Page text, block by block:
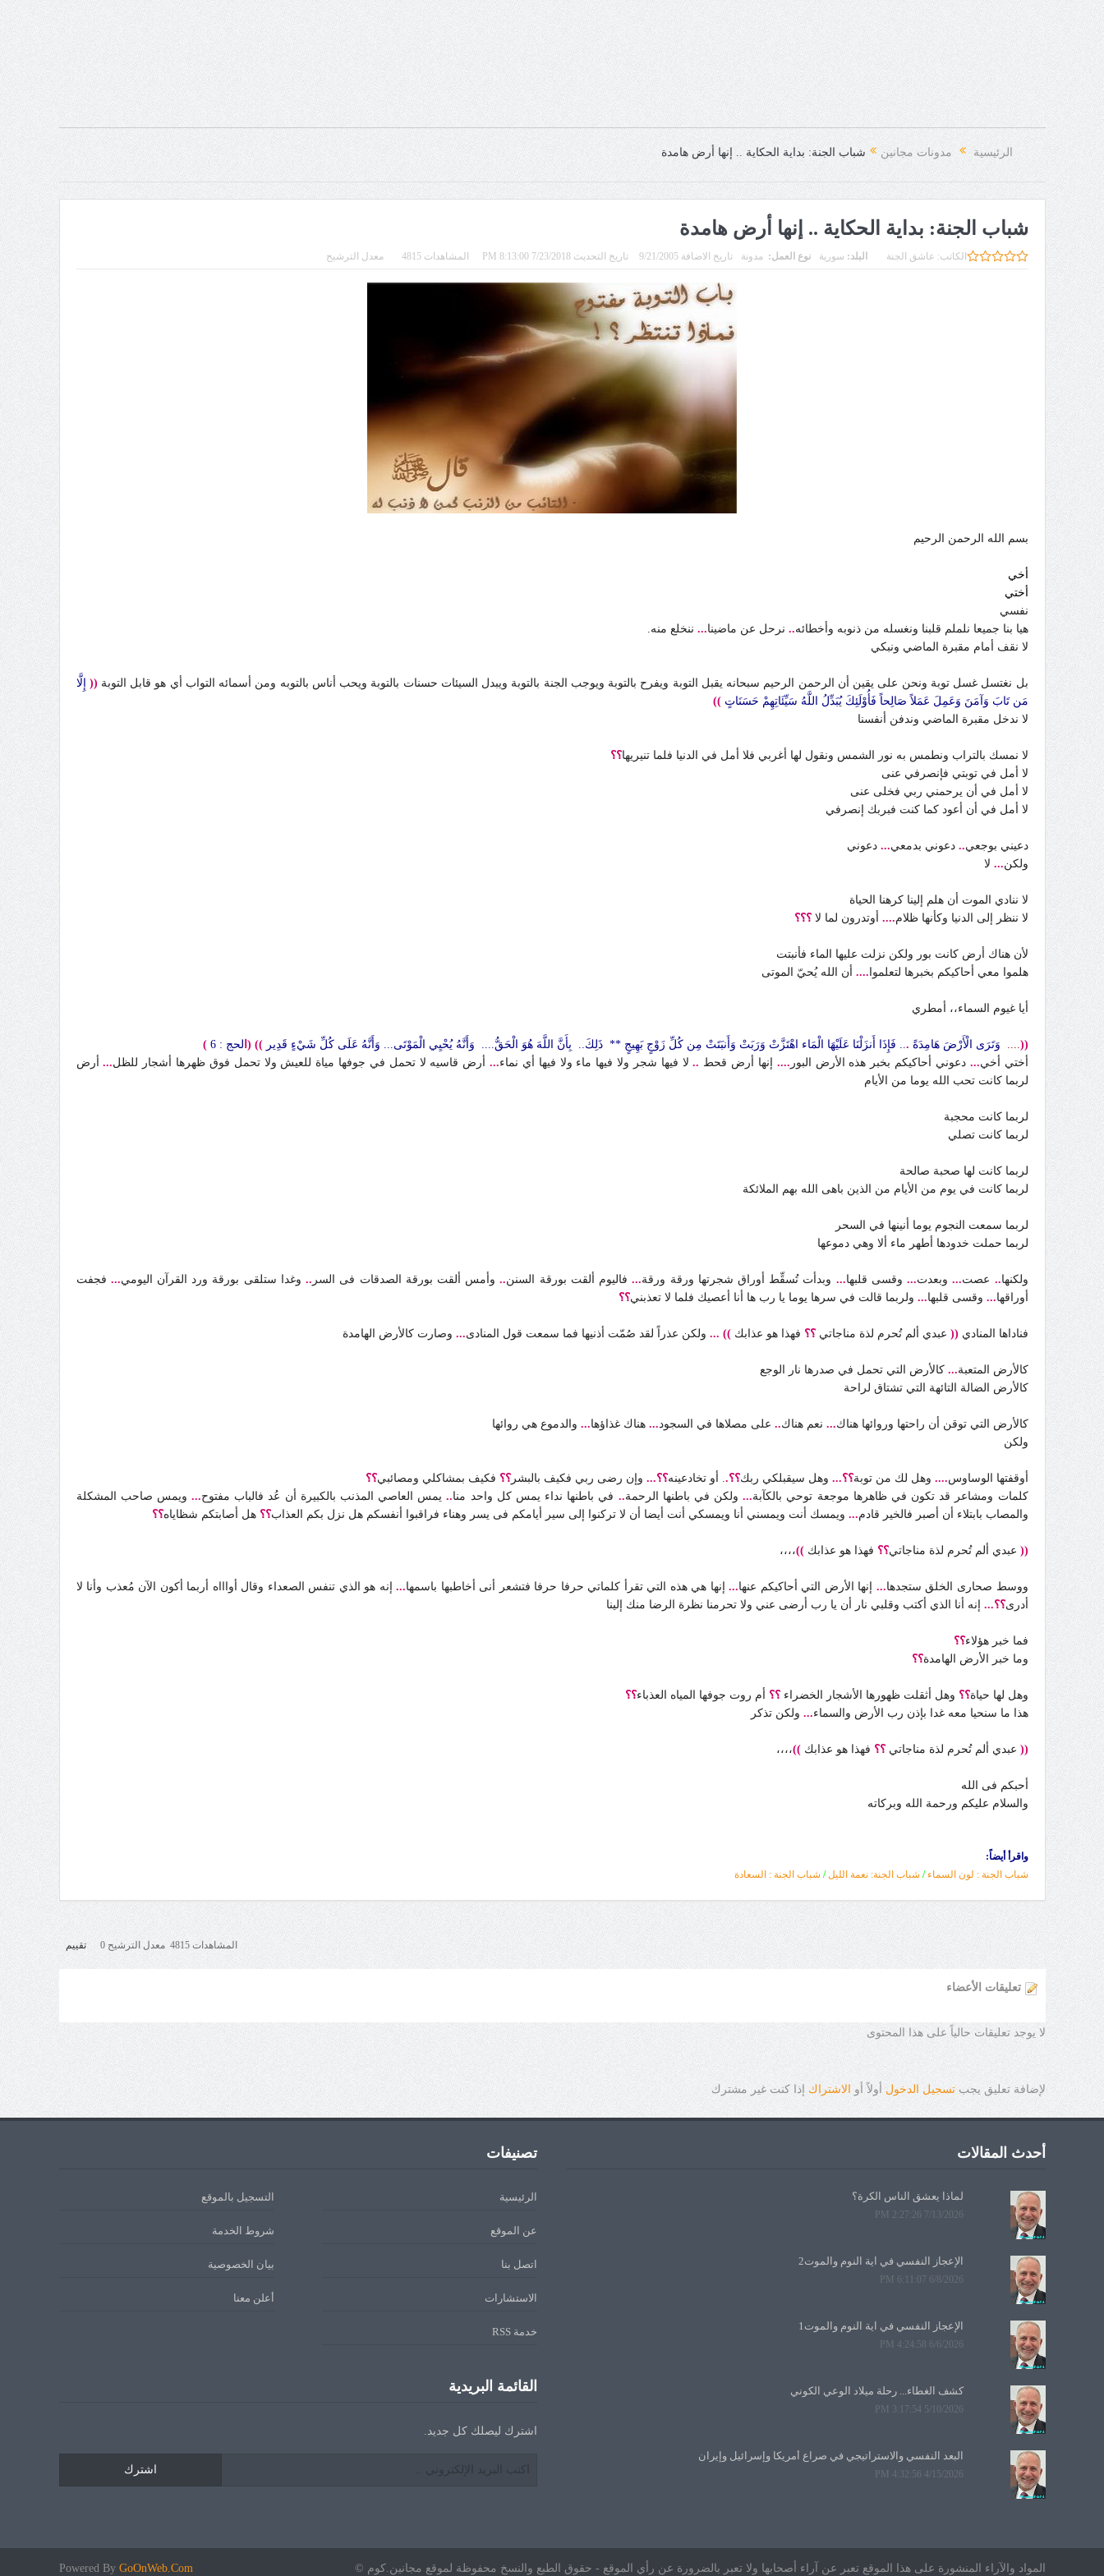
الرئيسية مدونات مجانين شباب الجنة: بداية الحكاية .. إنها أرض هامدة
شباب الجنة: بداية الحكاية .. إنها أرض هامدة
الكاتب: عاشق الجنة البلد: سورية نوع العمل:مدونة تاريخ الاضافة 9/21/2005 تاريخ التحديث 7/23/2018 8:13:00 PM المشاهدات 4815 معدل الترشيح
بسم الله الرحمن الرحيم
أخي
أختي
نفسي
هيا بنا جميعا نلملم قلبنا ونغسله من ذنوبه وأخطائه.. نرحل عن ماضينا... ننخلع منه.
لا نقف أمام مقبرة الماضي ونبكي
بل نغتسل غسل توبة ونحن على يقين أن الرحمن الرحيم سبحانه يقبل التوبة ويفرح بالتوبة ويوجب الجنة بالتوبة ويبدل السيئات حسنات بالتوبة ويحب أناس بالتوبه ومن أسمائه التواب أي هو قابل التوبة (( إِلَّا
مَن تَابَ وَآمَنَ وَعَمِلَ عَمَلاً صَالِحاً فَأُوْلَئِكَ يُبَدِّلُ اللَّهُ سَيِّئَاتِهِمْ حَسَنَاتٍ ))
لا ندخل مقبرة الماضي وندفن أنفسنا
لا نمسك بالتراب ونطمس به نور الشمس ونقول لها أغربي فلا أمل في الدنيا فلما تنيريها؟؟
لا أمل في توبتي فإنصرفي عنى
لا أمل في أن يرحمني ربي فخلى عنى
لا أمل في أن أعود كما كنت فبربك إنصرفي
دعيني بوجعي.. دعوني بدمعي... دعوني
ولكن... لا
لا ننادي الموت أن هلم إلينا كرهنا الحياة
لا ننظر إلى الدنيا وكأنها ظلام.... أوتدرون لما لا؟؟؟
لأن هناك أرض كانت بور ولكن نزلت عليها الماء فأنبتت
هلموا معي أحاكيكم بخبرها لتعلموا .... أن الله يُحيّ الموتى
أيا غيوم السماء،، أمطري
((
.... وَتَرَى الْأَرْضَ هَامِدَةً ... فَإِذَا أَنزَلْنَا عَلَيْهَا الْمَاء اهْتَزَّتْ وَرَبَتْ وَأَنبَتَتْ مِن كُلِّ زَوْجٍ بَهِيجٍ ** ذَلِكَ.. بِأَنَّ اللَّهَ هُوَ الْحَقُّ.... وَأَنَّهُ يُحْيِي الْمَوْتَى... وَأَنَّهُ عَلَى كُلِّ شَيْءٍ قَدِير )) (ا لحج : 6
)
أختي أخي... دعوني أحاكيكم بخبر هذه الأرض البور .... إنها أرض قحط ..لا فيها شجر ولا فيها ماء ولا فيها أي نماء...أرض قاسيه لا تحمل في جوفها مياة للعيش ولا تحمل فوق ظهرها أشجار للظل...أرض
لربما كانت تحب الله يوما من الأيام
لربما كانت محجبة
لربما كانت تصلي
لربما كانت لها صحبة صالحة
لربما كانت في يوم من الأيام من الذين باهى الله بهم الملائكة
لربما سمعت النجوم يوما أنينها في السحر
لربما حملت خدودها أطهر ماء ألا وهي دموعها
ولكنها.. عصت...وبعدت...وقسى قلبها... وبدأت تُسقِّط أوراق شجرتها ورقة ورقة...فاليوم ألقت بورقة السنن.. وأمس ألقت بورقة الصدقات فى السر ..وغدا ستلقى بورقة ورد القرآن اليومي... فجفت
أوراقها... وقسى قلبها... ولربما قالت في سرها يوما يا رب ها أنا أعصيك فلما لا تعذبني؟؟
فناداها المنادي (( عبدي ألم تُحرم لذة مناجاتي ؟؟ فهذا هو عذابك ))
... ولكن عذراً لقد صُمّت أذنيها فما سمعت قول المنادى... وصارت كالأرض الهامدة
كالأرض المتعبة... كالأرض التي تحمل في صدرها نار الوجع
كالأرض الضالة التائهة التي تشتاق لراحة
كالأرض التي توقن أن راحتها وروائها هناك... نعم هناك.. على مصلاها في السجود... هناك غذاؤها... والدموع هي روائها
ولكن
أوقفتها الوساوس.... وهل لك من توبة؟؟... وهل سيقبلكي ربك؟؟.. أو تخادعينه؟؟... وإن رضى ربي فكيف بالبشر؟؟ فكيف بمشاكلي ومصائبي؟؟
كلمات ومشاعر قد تكون في ظاهرها موجعة توحي بالكآبة... ولكن في باطنها الرحمة.. في باطنها نداء يمس كل واحد منا..يمس العاصي المذنب بالكبيرة أن عُد فالباب مفتوح... ويمس صاحب المشكلة
والمصاب بابتلاء أن أصبر فالخير قادم... ويمسك أنت ويمسني أنا ويمسكي أنت أيضا أن لا تركنوا إلى سير أيامكم فى يسر وهناء فراقبوا أنفسكم هل نزل بكم العذاب؟؟ هل أصابتكم شظاياه؟؟
(( عبدي ألم تُحرم لذة مناجاتي؟؟ فهذا هو عذابك))،،،،
ووسط صحارى الخلق ستجدها... إنها الأرض التي أحاكيكم عنها...إنها هي هذه التي تقرأ كلماتي حرفا حرفا فتشعر أنى أخاطبها باسمها...إنه هو الذي تنفس الصعداء وقال أواااه أربما أكون الآن مُعذب وأنا لا
أدرى؟؟... إنه أنا الذي أكتب وقلبي نار أن يا رب أرضى عني ولا تحرمنا نظرة الرضا منك إلينا
فما خبر هؤلاء؟؟
وما خبر الأرض الهامدة؟؟
وهل لها حياة؟؟ وهل أثقلت ظهورها الأشجار الخضراء؟؟ أم روت جوفها المياه العذباء؟؟
هذا ما سنحيا معه غدا بإذن رب الأرض والسماء... ولكن تذكر
(( عبدي ألم تُحرم لذة مناجاتي؟؟ فهذا هو عذابك))،،،،
أحبكم فى الله
والسلام عليكم ورحمة الله وبركاته
واقرأ أيضاً:
شباب الجنة : لون السماء / شباب الجنة: نعمة الليل/ شباب الجنة : السعادة
المشاهدات 4815 معدل الترشيح 0 تقييم
تعليقات الأعضاء
لا يوجد تعليقات حالياً على هذا المحتوى
لإضافة تعليق يجبتسجيل الدخول أولاً أو الاشتراك إذا كنت غير مشترك
أحدث المقالات
لماذا يعشق الناس الكرة؟
7/13/2026 2:27:26 PM
الإعجاز النفسي في آية النوم والموت2
6/8/2026 6:11:07 PM
الإعجاز النفسي في آية النوم والموت1
6/6/2026 4:24:58 PM
كشف الغطاء... رحلة ميلاد الوعي الكوني
5/10/2026 3:17:54 PM
البعد النفسي والاستراتيجي في صراع أمريكا وإسرائيل وإيران
4/15/2026 4:32:56 PM
تصنيفات
الرئيسية التسجيل بالموقع
عن الموقع شروط الخدمة
اتصل بنا بيان الخصوصية
الاستشارات أعلن معنا
خدمة RSS
القائمة البريدية
اشترك ليصلك كل جديد.
اشترك
المواد والآراء المنشورة على هذا الموقع تعبر عن آراء أصحابها ولا تعبر بالضرورة عن رأي الموقع - حقوق الطبع والنسخ محفوظة لموقع مجانين.كوم © Powered By GoOnWeb.Com